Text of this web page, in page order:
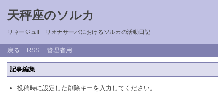
天秤座のソルカ
リネージュII リオナサーバにおけるソルカの活動日記
戻る RSS 管理者用
記事編集
投稿時に設定した削除キーを入力してください。